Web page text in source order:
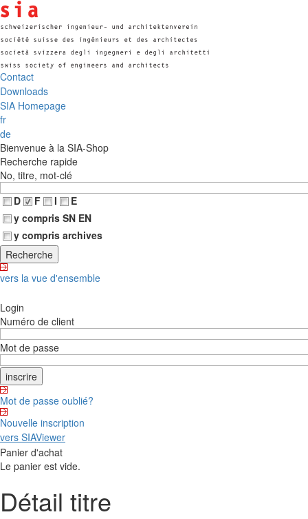
Contact
Downloads
SIA Homepage
fr
de
Bienvenue à la SIA-Shop
Recherche rapide
No, titre, mot-clé
D
F I
E
y compris SN EN
y compris archives
vers la vue d'ensemble
Login
Numéro de client
Mot de passe
Mot de passe oublié?
Nouvelle inscription
vers SIAViewer
Panier d'achat
Le panier est vide.
Détail titre